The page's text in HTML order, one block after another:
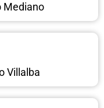
Mediano
Villalba